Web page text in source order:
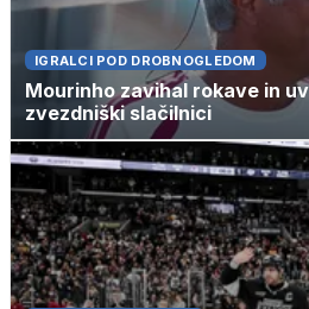
IGRALCI POD DROBNOGLEDOM
Mourinho zavihal rokave in
zvezdniški slačilnici